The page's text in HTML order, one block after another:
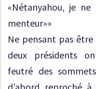
«Nétanyahou, je
menteur»»
Ne pensant pas
deux présidents
feutré des